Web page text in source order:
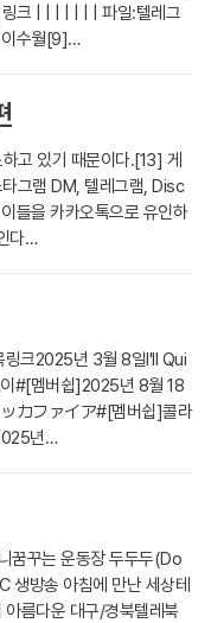
크 | | | | | | | 파일:텔레그
이수월[9]…
고 있기 때문이다.[13] 게
그램 DM, 텔레그램, Disc
들을 카카오톡으로 유인하
다…
링크2025년 3월 8일I'll Qui
#[멤버쉽]2025년 8월 18
カファイア#[멤버쉽]콜라
년…
꿈꾸는 운동장 두두두(Do
방송 아침에 만난 세상테
름다운 대구/경북텔레북